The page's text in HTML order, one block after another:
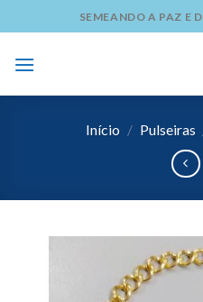
to
content
SEMEANDO A PAZ E
Início / Pulseiras